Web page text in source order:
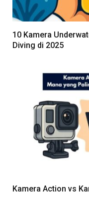
10 Kamera
Diving di 2025
Kamera Action vs